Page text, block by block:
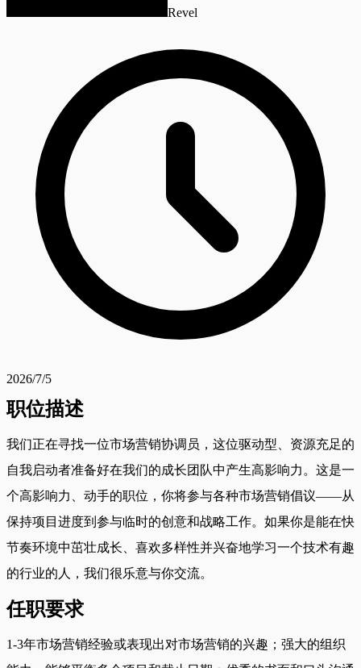
Revel
2026/7/5
职位描述
我们正在寻找一位市场营销协调员，这位驱动型、资源充足的
自我启动者准备好在我们的成长团队中产生高影响力。这是一
个高影响力、动手的职位，你将参与各种市场营销倡议——从
保持项目进度到参与临时的创意和战略工作。如果你是能在快
节奏环境中茁壮成长、喜欢多样性并兴奋地学习一个技术有趣
的行业的人，我们很乐意与你交流。
任职要求
1-3年市场营销经验或表现出对市场营销的兴趣；强大的组织